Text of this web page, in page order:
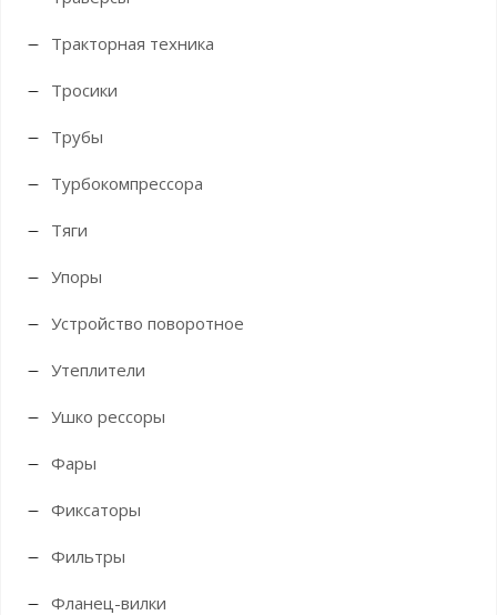
Тракторная техника
Тросики
Трубы
Турбокомпрессора
Тяги
Упоры
Устройство поворотное
Утеплители
Ушко рессоры
Фары
Фиксаторы
Фильтры
Фланец-вилки